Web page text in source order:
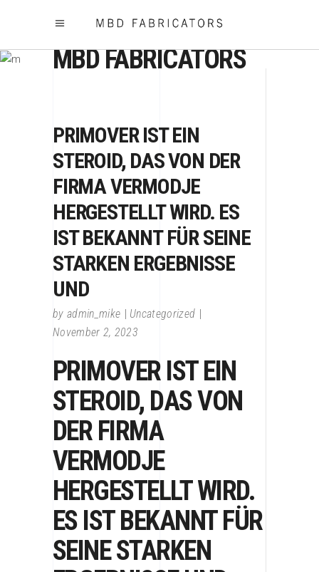
MBD FABRICATORS
PRIMOVER IST EIN
STEROID, DAS VON DER
FIRMA VERMODJE
HERGESTELLT WIRD. ES
IST BEKANNT FÜR SEINE
STARKEN ERGEBNISSE
UND
by admin_mike
Uncategorized
November 2, 2023
PRIMOVER IST EIN
STEROID, DAS VON
DER FIRMA
VERMODJE
HERGESTELLT WIRD.
ES IST BEKANNT FÜR
SEINE STARKEN